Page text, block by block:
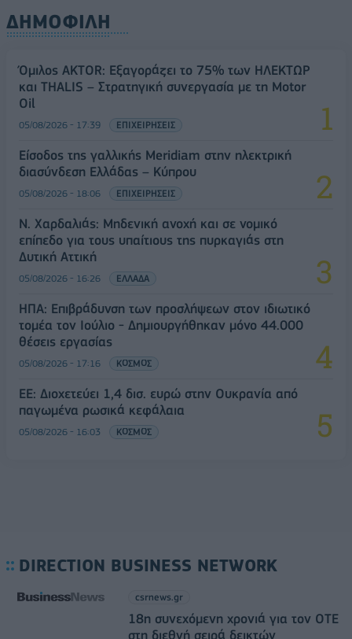
ΔΗΜΟΦΙΛΗ
Όμιλος AKTOR: Εξαγοράζει το 75% των ΗΛΕΚΤΩΡ
και THALIS – Στρατηγική συνεργασία με τη Motor
Oil
05/08/2026 - 17:39 ΕΠΙΧΕΙΡΗΣΕΙΣ
Είσοδος της γαλλικής Meridiam στην ηλεκτρική
διασύνδεση Ελλάδας – Κύπρου
05/08/2026 - 18:06 ΕΠΙΧΕΙΡΗΣΕΙΣ
Ν. Χαρδαλιάς: Μηδενική ανοχή και σε νομικό
επίπεδο για τους υπαίτιους της πυρκαγιάς στη
Δυτική Αττική
05/08/2026 - 16:26 ΕΛΛΑΔΑ
ΗΠΑ: Επιβράδυνση των προσλήψεων στον ιδιωτικό
τομέα τον Ιούλιο - Δημιουργήθηκαν μόνο 44.000
θέσεις εργασίας
05/08/2026 - 17:16 ΚΟΣΜΟΣ
ΕΕ: Διοχετεύει 1,4 δισ. ευρώ στην Ουκρανία από
παγωμένα ρωσικά κεφάλαια
05/08/2026 - 16:03 ΚΟΣΜΟΣ
DIRECTION BUSINESS NETWORK
csrnews.gr
18η συνεχόμενη χρονιά για τον ΟΤΕ
στη διεθνή σειρά δεικτών